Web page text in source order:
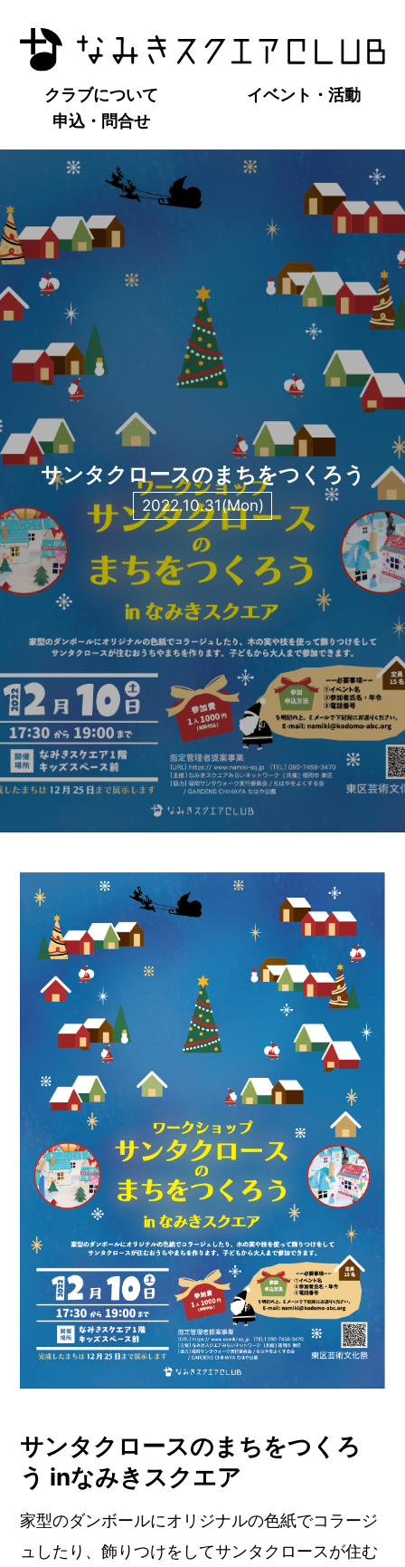
クラブについて
イベント・活動
申込・問合せ
サンタクロースのまちをつくろう
2022.10.31(Mon)
サンタクロースのまちをつくろ
う inなみきスクエア
家型のダンボールにオリジナルの色紙でコラージ
ュしたり、飾りつけをしてサンタクロースが住む